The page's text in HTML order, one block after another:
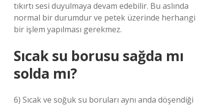
tıkırtı sesi duyulmaya devam edebilir. Bu aslında
normal bir durumdur ve petek üzerinde herhangi
bir işlem yapılması gerekmez.
Sıcak su borusu sağda mı
solda mı?
6) Sıcak ve soğuk su boruları aynı anda döşendiği